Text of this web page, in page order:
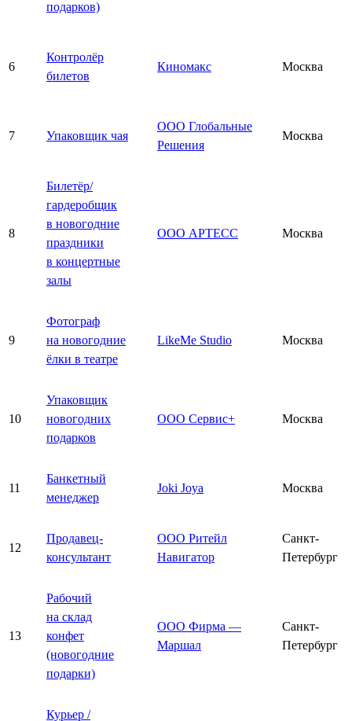
подарков)
6
Контролёр
билетов
Киномакс Москва
7 Упаковщик чая
ООО Глобальные
Решения
Москва
8
Билетёр/
гардеробщик
в новогодние
праздники
в концертные
залы
ООО АРТЕСС Москва
9
Фотограф
на новогодние
ёлки в театре
LikeMe Studio Москва
10
Упаковщик
новогодних
подарков
ООО Сервис+ Москва
11
Банкетный
менеджер
Joki Joya Москва
12
Продавец-
консультант
ООО Ритейл
Навигатор
Санкт-
Петербург
13
Рабочий
на склад
конфет
(новогодние
подарки)
ООО Фирма —
Маршал
Санкт-
Петербург
Курьер /